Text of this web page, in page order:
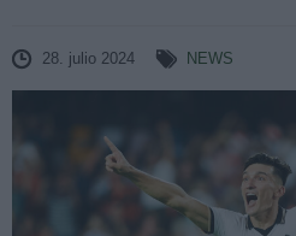
28. julio 2024 NEWS